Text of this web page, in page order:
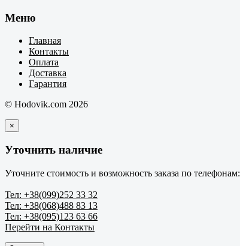
Меню
Главная
Контакты
Оплата
Доставка
Гарантия
© Hodovik.com 2026
×
Уточнить наличие
Уточните стоимость и возможность заказа по телефонам:
Тел: +38(099)252 33 32
Тел: +38(068)488 83 13
Тел: +38(095)123 63 66
Перейти на Контакты